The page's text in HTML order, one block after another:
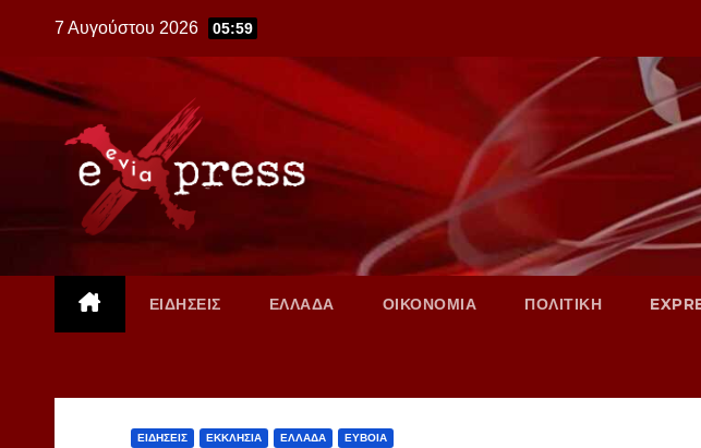
content
7 Αυγούστου 2026 05:59
ΕΙΔΗΣΕΙΣ ΕΛΛΑΔΑ ΟΙΚΟΝΟΜΙΑ ΠΟΛΙΤΙΚΗ
ΕΙΔΗΣΕΙΣ ΕΚΚΛΗΣΙΑ ΕΛΛΑΔΑ ΕΥΒΟΙΑ